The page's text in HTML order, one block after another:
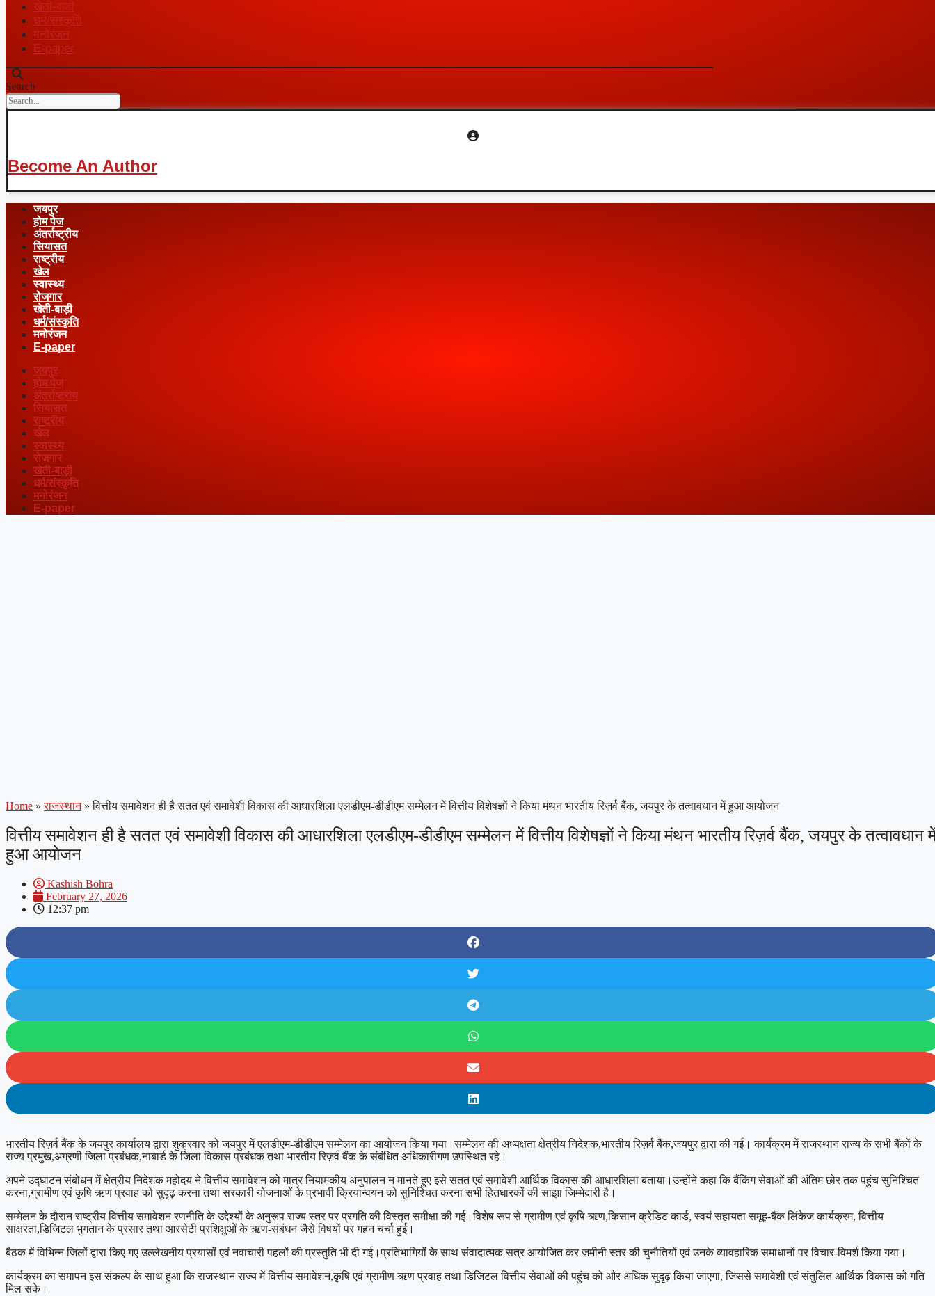
खेती-बाड़ी
धर्म/संस्कृति
मनोरंजन
E-paper
Search
Become An Author
जयपुर
होम पेज
अंतर्राष्ट्रीय
सियासत
राष्ट्रीय
खेल
स्वास्थ्य
रोजगार
खेती-बाड़ी
धर्म/संस्कृति
मनोरंजन
E-paper
जयपुर
होम पेज
अंतर्राष्ट्रीय
सियासत
राष्ट्रीय
खेल
स्वास्थ्य
रोजगार
खेती-बाड़ी
धर्म/संस्कृति
मनोरंजन
E-paper
Home » राजस्थान » वित्तीय समावेशन ही है सतत एवं समावेशी विकास की आधारशिला एलडीएम-डीडीएम सम्मेलन में वित्तीय विशेषज्ञों ने किया मंथन भारतीय रिज़र्व बैंक, जयपुर के तत्वावधान में हुआ आयोजन
वित्तीय समावेशन ही है सतत एवं समावेशी विकास की आधारशिला एलडीएम-डीडीएम सम्मेलन में वित्तीय विशेषज्ञों ने किया मंथन भारतीय रिज़र्व बैंक, जयपुर के तत्वावधान
हुआ आयोजन
Kashish Bohra
February 27, 2026
12:37 pm
भारतीय रिज़र्व बैंक के जयपुर कार्यालय द्वारा शुक्रवार को जयपुर में एलडीएम-डीडीएम सम्मेलन का आयोजन किया गया।सम्मेलन की अध्यक्षता क्षेत्रीय निदेशक,भारतीय रिज़र्व बैंक,जयपुर द्वारा की गई। कार्यक्रम में राजस्थान राज्य के सभी बैंकों के
राज्य प्रमुख,अग्रणी जिला प्रबंधक,नाबार्ड के जिला विकास प्रबंधक तथा भारतीय रिज़र्व बैंक के संबंधित अधिकारीगण उपस्थित रहे।
अपने उद्घाटन संबोधन में क्षेत्रीय निदेशक महोदय ने वित्तीय समावेशन को मात्र नियामकीय अनुपालन न मानते हुए इसे सतत एवं समावेशी आर्थिक विकास की आधारशिला बताया।उन्होंने कहा कि बैंकिंग सेवाओं की अंतिम छोर तक पहुंच सुनिश्चित
करना,ग्रामीण एवं कृषि ऋण प्रवाह को सुदृढ़ करना तथा सरकारी योजनाओं के प्रभावी क्रियान्वयन को सुनिश्चित करना सभी हितधारकों की साझा जिम्मेदारी है।
सम्मेलन के दौरान राष्ट्रीय वित्तीय समावेशन रणनीति के उद्देश्यों के अनुरूप राज्य स्तर पर प्रगति की विस्तृत समीक्षा की गई।विशेष रूप से ग्रामीण एवं कृषि ऋण,किसान क्रेडिट कार्ड, स्वयं सहायता समूह-बैंक लिंकेज कार्यक्रम, वित्तीय
साक्षरता,डिजिटल भुगतान के प्रसार तथा आरसेटी प्रशिक्षुओं के ऋण-संबंधन जैसे विषयों पर गहन चर्चा हुई।
बैठक में विभिन्न जिलों द्वारा किए गए उल्लेखनीय प्रयासों एवं नवाचारी पहलों की प्रस्तुति भी दी गई।प्रतिभागियों के साथ संवादात्मक सत्र आयोजित कर जमीनी स्तर की चुनौतियों एवं उनके व्यावहारिक समाधानों पर विचार-विमर्श किया गया।
कार्यक्रम का समापन इस संकल्प के साथ हुआ कि राजस्थान राज्य में वित्तीय समावेशन,कृषि एवं ग्रामीण ऋण प्रवाह तथा डिजिटल वित्तीय सेवाओं की पहुंच को और अधिक सुदृढ़ किया जाएगा, जिससे समावेशी एवं संतुलित आर्थिक विकास को गति
मिल सके।